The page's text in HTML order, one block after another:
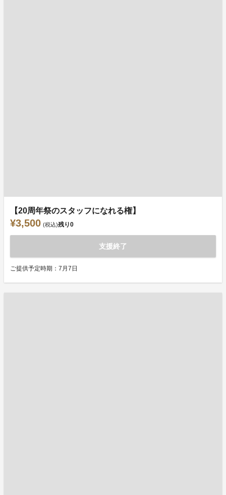
【20周年祭のスタッフになれる権】
¥3,500 (税込)残り0
支援終了
ご提供予定時期：7月7日